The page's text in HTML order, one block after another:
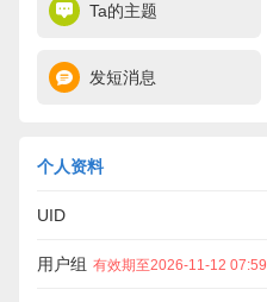
Ta的主题
发短消息
个人资料
UID
用户组 有效期至2026-11-12 07:59